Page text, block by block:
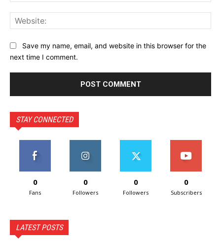
Save my name, email, and website in this browser for the
next time I comment.
STAY CONNECTED
0
Fans
0
Followers
0
Followers
0
Subscribers
LATEST POSTS